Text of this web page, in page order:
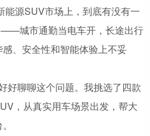
能源SUV市场上，到底有没有一
城市通勤当电车开，长途出行
、安全性和智能体验上不妥
好聊聊这个问题。我挑选了四款
，从真实用车场景出发，帮大